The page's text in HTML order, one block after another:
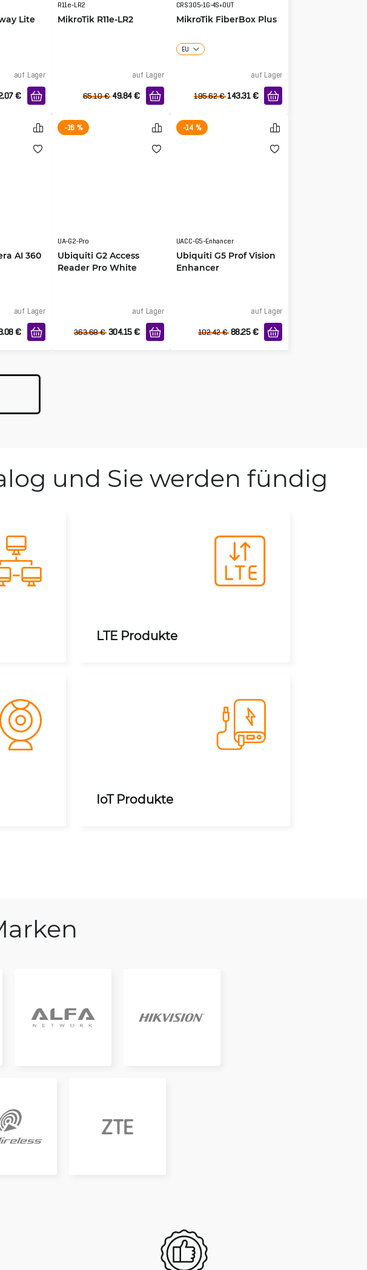
Lite
auf Lager
€
R11e-LR2
MikroTik R11e-LR2
auf Lager
65.10 € 49.84 €
CRS305-1G-4S+OUT
MikroTik FiberBox Plus
EU
auf Lager
195.62 € 143.31 €
AI 360
auf Lager
€
-16 %
UA-G2-Pro
Ubiquiti G2 Access
Reader Pro White
auf Lager
363.68 € 304.15 €
-14 %
UACC-G5-Enhancer
Ubiquiti G5 Prof Vision
Enhancer
auf Lager
102.42 € 88.25 €
und Sie werden fündig
LTE Produkte
IoT Produkte